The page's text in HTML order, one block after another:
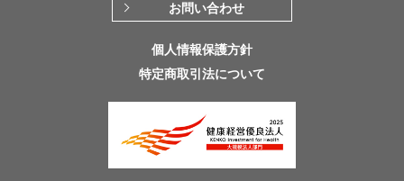
お問い合わせ
個人情報保護方針
特定商取引法について